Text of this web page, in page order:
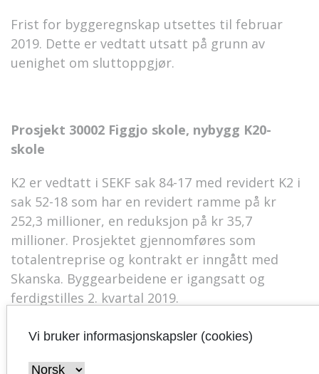
Frist for byggeregnskap utsettes til februar
2019. Dette er vedtatt utsatt på grunn av
uenighet om sluttoppgjør.
Prosjekt 30002 Figgjo skole, nybygg K20-
skole
K2 er vedtatt i SEKF sak 84-17 med revidert K2 i
sak 52-18 som har en revidert ramme på kr
252,3 millioner, en reduksjon på kr 35,7
millioner. Prosjektet gjennomføres som
totalentreprise og kontrakt er inngått med
Skanska. Byggearbeidene er igangsatt og
ferdigstilles 2. kvartal 2019.
Prosjekt 30009 Ny U18-skole Bogafjell
Vi bruker informasjonskapsler (cookies)